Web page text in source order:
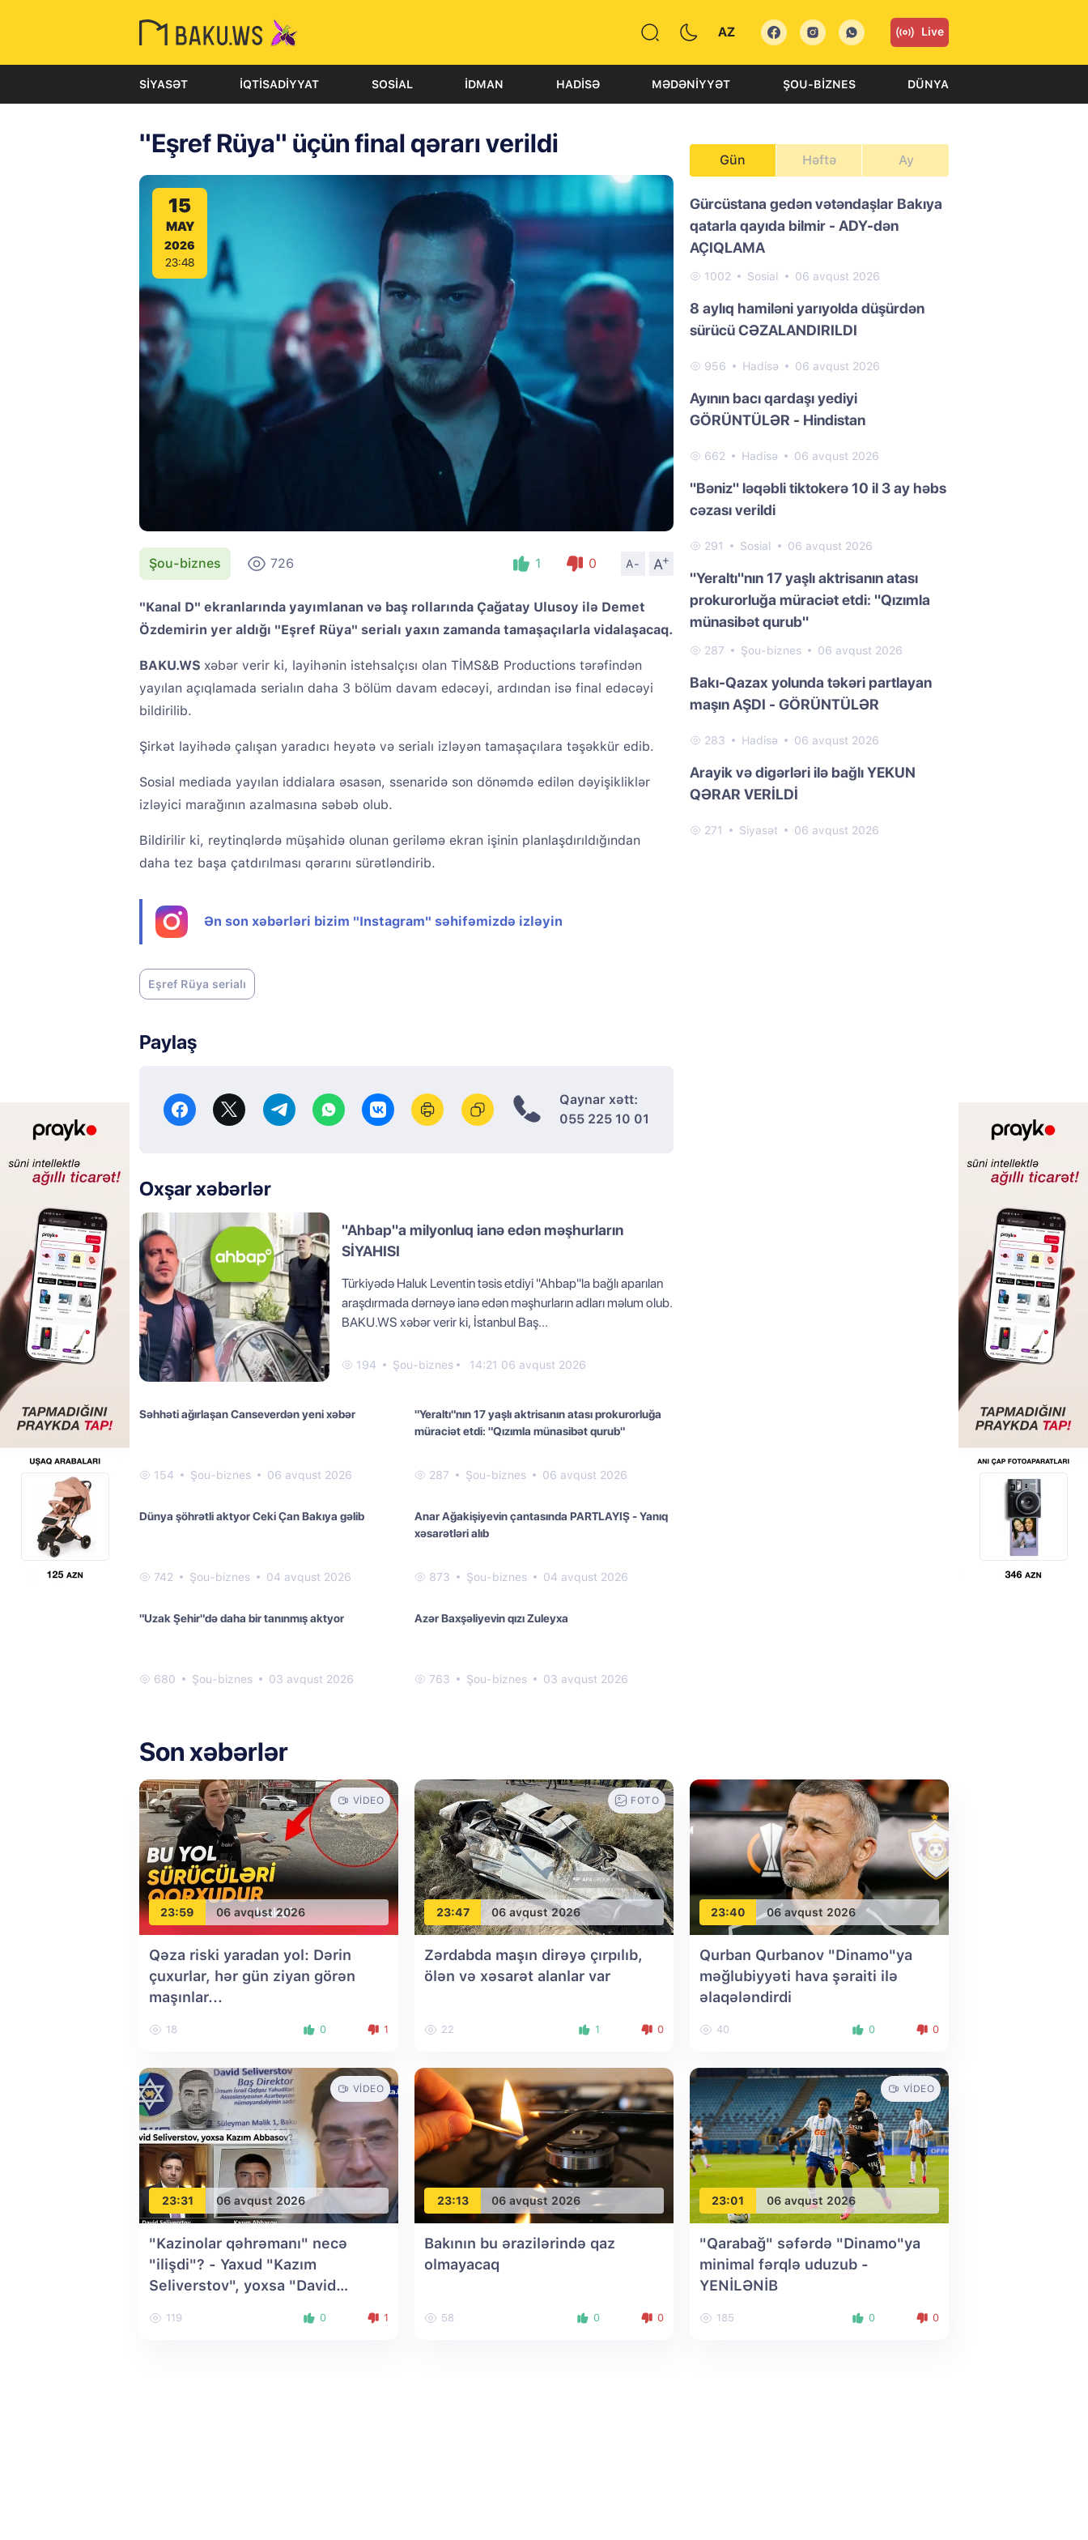
AZ Live
SIYASƏT İQTISADIYYAT SOSIAL İDMAN HADISƏ MƏDƏNIYYƏT ŞOU-BIZNES DÜNYA
"Eşref Rüya" üçün final qərarı verildi
15
MAY
2026
23:48
Şou-biznes 726 1 0 A- A
+
"Kanal D" ekranlarında yayımlanan və baş rollarında Çağatay Ulusoy ilə Demet
Özdemirin yer aldığı "Eşref Rüya" serialı yaxın zamanda tamaşaçılarla vidalaşacaq.
BAKU.WS xəbər verir ki, layihənin istehsalçısı olan TİMS&B Productions tərəfindən
yayılan açıqlamada serialın daha 3 bölüm davam edəcəyi, ardından isə final edəcəyi
bildirilib.
Şirkət layihədə çalışan yaradıcı heyətə və serialı izləyən tamaşaçılara təşəkkür edib.
Sosial mediada yayılan iddialara əsasən, ssenaridə son dönəmdə edilən dəyişikliklər
izləyici marağının azalmasına səbəb olub.
Bildirilir ki, reytinqlərdə müşahidə olunan geriləmə ekran işinin planlaşdırıldığından
daha tez başa çatdırılması qərarını sürətləndirib.
Ən son xəbərləri bizim "Instagram" səhifəmizdə izləyin
Eşref Rüya serialı
Paylaş
Qaynar xətt:
055 225 10 01
Oxşar xəbərlər
"Ahbap"a milyonluq ianə edən məşhurların
SİYAHISI
Türkiyədə Haluk Leventin təsis etdiyi "Ahbap"la bağlı aparılan
araşdırmada dərnəyə ianə edən məşhurların adları məlum olub.
BAKU.WS xəbər verir ki, İstanbul Baş...
194 Şou-biznes 14:21 06 avqust 2026
Səhhəti ağırlaşan Canseverdən yeni xəbər
154 Şou-biznes 06 avqust 2026
"Yeraltı"nın 17 yaşlı aktrisanın atası prokurorluğa
müraciət etdi: "Qızımla münasibət qurub"
287 Şou-biznes 06 avqust 2026
Dünya şöhrətli aktyor Ceki Çan Bakıya gəlib
742 Şou-biznes 04 avqust 2026
Anar Ağakişiyevin çantasında PARTLAYIŞ - Yanıq
xəsarətləri alıb
873 Şou-biznes 04 avqust 2026
"Uzak Şehir"də daha bir tanınmış aktyor
680 Şou-biznes 03 avqust 2026
Azər Baxşəliyevin qızı Zuleyxa
763 Şou-biznes 03 avqust 2026
Gün Həftə Ay
Gürcüstana gedən vətəndaşlar Bakıya
qatarla qayıda bilmir - ADY-dən
AÇIQLAMA
1002 Sosial 06 avqust 2026
8 aylıq hamiləni yarıyolda düşürdən
sürücü CƏZALANDIRILDI
956 Hadisə 06 avqust 2026
Ayının bacı qardaşı yediyi
GÖRÜNTÜLƏR - Hindistan
662 Hadisə 06 avqust 2026
"Bəniz" ləqəbli tiktokerə 10 il 3 ay həbs
cəzası verildi
291 Sosial 06 avqust 2026
"Yeraltı"nın 17 yaşlı aktrisanın atası
prokurorluğa müraciət etdi: "Qızımla
münasibət qurub"
287 Şou-biznes 06 avqust 2026
Bakı-Qazax yolunda təkəri partlayan
maşın AŞDI - GÖRÜNTÜLƏR
283 Hadisə 06 avqust 2026
Arayik və digərləri ilə bağlı YEKUN
QƏRAR VERİLDİ
271 Siyasət 06 avqust 2026
Son xəbərlər
23:59 06 avqust 2026
VIDEO
Qəza riski yaradan yol: Dərin
çuxurlar, hər gün ziyan görən
maşınlar...
18 0 1
23:47 06 avqust 2026
FOTO
Zərdabda maşın dirəyə çırpılıb,
ölən və xəsarət alanlar var
22 1 0
23:40 06 avqust 2026
Qurban Qurbanov "Dinamo"ya
məğlubiyyəti hava şəraiti ilə
əlaqələndirdi
40 0 0
23:31 06 avqust 2026
VIDEO
"Kazinolar qəhrəmanı" necə
"ilişdi"? - Yaxud "Kazım
Seliverstov", yoxsa "David
119 0 1
23:13 06 avqust 2026
Bakının bu ərazilərində qaz
olmayacaq
58 0 0
23:01 06 avqust 2026
VIDEO
"Qarabağ" səfərdə "Dinamo"ya
minimal fərqlə uduzub -
YENİLƏNİB
185 0 0